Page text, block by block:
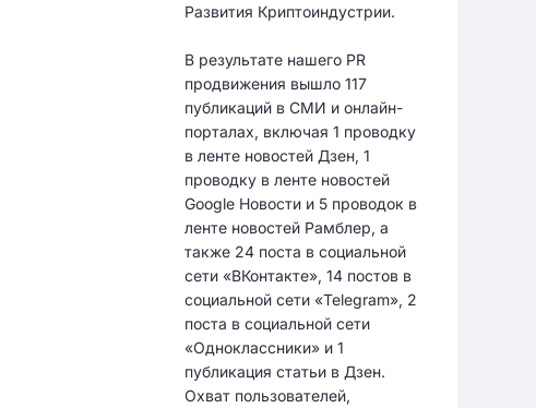
Развития Криптоиндустрии.
В результате нашего PR
продвижения вышло 117
публикаций в СМИ и онлайн-
порталах, включая 1 проводку
в ленте новостей Дзен, 1
проводку в ленте новостей
Google Новости и 5 проводок в
ленте новостей Рамблер, а
также 24 поста в социальной
сети «ВКонтакте», 14 постов в
социальной сети «Telegram», 2
поста в социальной сети
«Одноклассники» и 1
публикация статьи в Дзен.
Охват пользователей,